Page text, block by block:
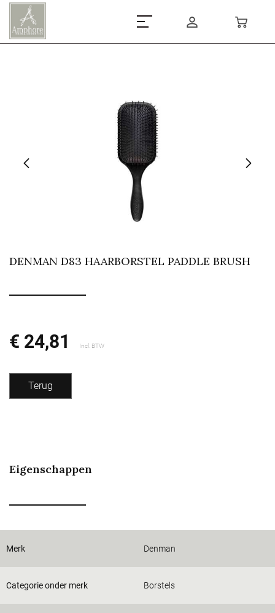
DENMAN D83 HAARBORSTEL PADDLE BRUSH
€ 24,81 Incl. BTW
Terug
Eigenschappen
Merk Denman
Categorie onder merk Borstels